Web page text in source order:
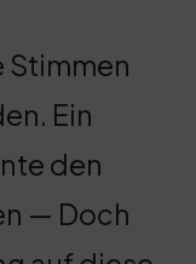
Stimmen
Ein
den
— Doch